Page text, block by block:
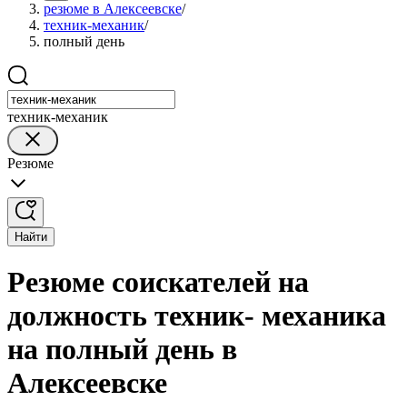
резюме в Алексеевске/
техник-механик/
полный день
техник-механик
Резюме
Найти
Резюме соискателей на
должность техник- механика
на полный день в
Алексеевске